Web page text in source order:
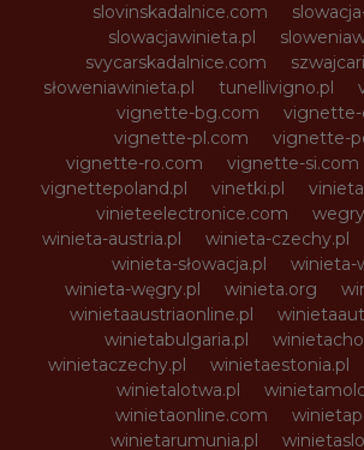
slovinskadalnice.com
slowacjawinieta.pl
svycarskadalnice.com
słoweniawinieta.pl
tunellivigno.pl
vignette-bg.com
vignette-
vignette-pl.com
vignette-
vignette-ro.com
vignette-si.com
vignettepoland.pl
vinetki.pl
vinieteelectronice.com
winieta-austria.pl
winieta-czechy.pl
winieta-słowacja.pl
winieta-
winieta-węgry.pl
winieta.org
winietaaustriaonline.pl
winietabulgaria.pl
winietaczechy.pl
winietaestonia.pl
winietalotwa.pl
winietaonline.com
winietarumunia.pl